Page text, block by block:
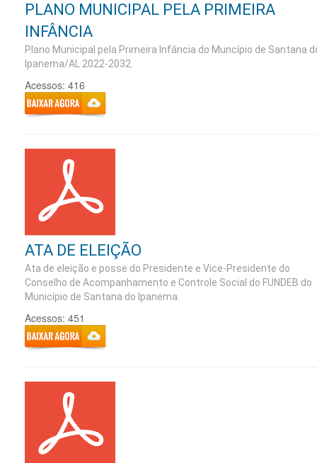
PLANO MUNICIPAL PELA PRIMEIRA
INFÂNCIA
Plano Municipal pela Primeira Infância do Muncípio de Santana
Ipanema/AL 2022-2032.
Acessos: 416
ATA DE ELEIÇÃO
Ata de eleição e posse do Presidente e Vice-Presidente do
Conselho de Acompanhamento e Controle Social do FUNDEB do
Município de Santana do Ipanema.
Acessos: 451